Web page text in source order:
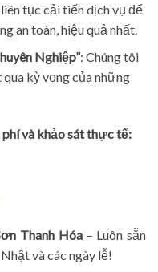
tục cải tiến dịch vụ để
an toàn, hiệu quả nhất.
Nghiệp”: Chúng tôi
kỳ vọng của những
và khảo sát thực tế:
Thanh Hóa– Luôn sẵn
và các ngày lễ!